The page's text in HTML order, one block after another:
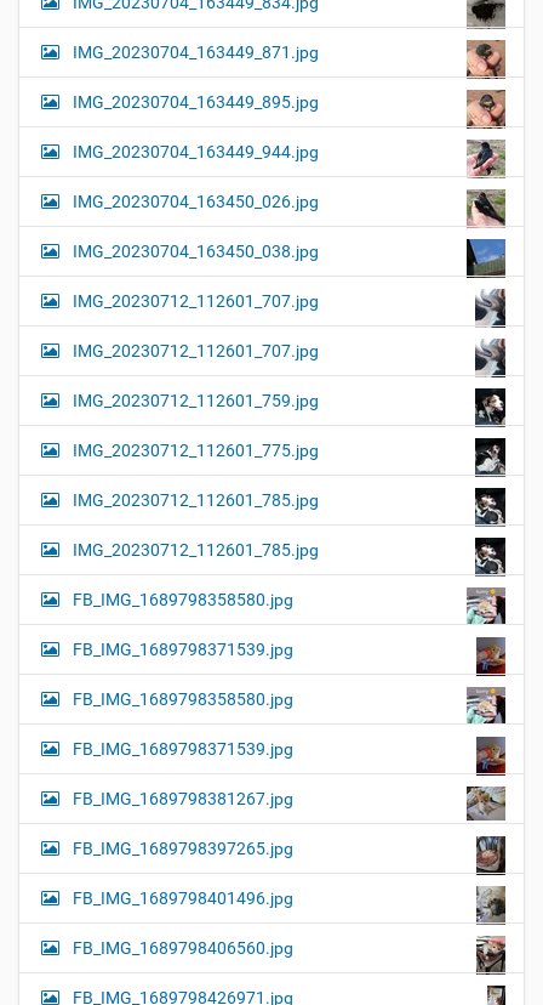
IMG_20230704_163449_871.jpg
IMG_20230704_163449_895.jpg
IMG_20230704_163449_944.jpg
IMG_20230704_163450_026.jpg
IMG_20230704_163450_038.jpg
IMG_20230712_112601_707.jpg
IMG_20230712_112601_707.jpg
IMG_20230712_112601_759.jpg
IMG_20230712_112601_775.jpg
IMG_20230712_112601_785.jpg
IMG_20230712_112601_785.jpg
FB_IMG_1689798358580.jpg
FB_IMG_1689798371539.jpg
FB_IMG_1689798358580.jpg
FB_IMG_1689798371539.jpg
FB_IMG_1689798381267.jpg
FB_IMG_1689798397265.jpg
FB_IMG_1689798401496.jpg
FB_IMG_1689798406560.jpg
FB_IMG_1689798426971.jpg